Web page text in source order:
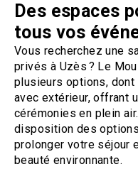
Des espaces
tous vos
Vous recherchez une
privés à Uzès ? Le
plusieurs options, dont
avec extérieur, offrant
cérémonies en plein
disposition des
prolonger votre séjour
beauté environnante.